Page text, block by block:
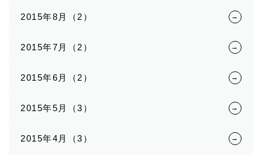
2015年8月（2）
2015年7月（2）
2015年6月（2）
2015年5月（3）
2015年4月（3）